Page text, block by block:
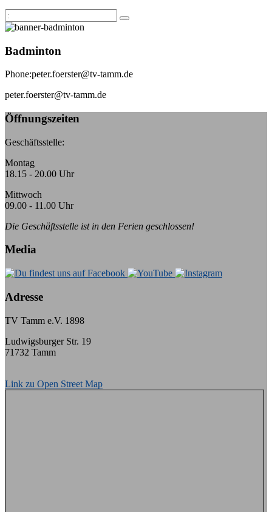
Badminton
Phone:peter.foerster@tv-tamm.de
peter.foerster@tv-tamm.de
k:
Öffnungszeiten
Geschäftsstelle:
Montag
18.15 - 20.00 Uhr
Mittwoch
09.00 - 11.00 Uhr
Die Geschäftsstelle ist in den Ferien geschlossen!
Media
Adresse
TV Tamm e.V. 1898
Ludwigsburger Str. 19
71732 Tamm
Link zu Open Street Map